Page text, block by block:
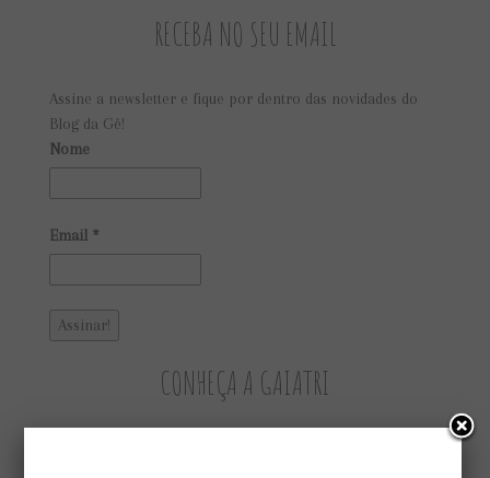
RECEBA NO SEU EMAIL
Assine a newsletter e fique por dentro das novidades do
Blog da Gê!
Nome
Email *
CONHEÇA A GAIATRI